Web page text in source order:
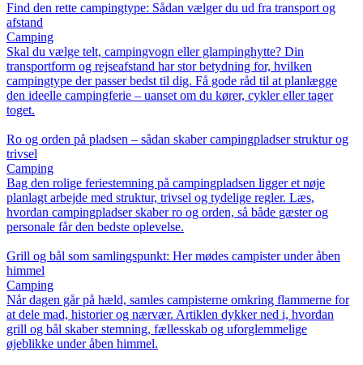
Find den rette campingtype: Sådan vælger du ud fra transport og
afstand
Camping
Skal du vælge telt, campingvogn eller glampinghytte? Din
transportform og rejseafstand har stor betydning for, hvilken
campingtype der passer bedst til dig. Få gode råd til at planlægge
den ideelle campingferie – uanset om du kører, cykler eller tager
toget.
Ro og orden på pladsen – sådan skaber campingpladser struktur og
trivsel
Camping
Bag den rolige feriestemning på campingpladsen ligger et nøje
planlagt arbejde med struktur, trivsel og tydelige regler. Læs,
hvordan campingpladser skaber ro og orden, så både gæster og
personale får den bedste oplevelse.
Grill og bål som samlingspunkt: Her mødes campister under åben
himmel
Camping
Når dagen går på hæld, samles campisterne omkring flammerne for
at dele mad, historier og nærvær. Artiklen dykker ned i, hvordan
grill og bål skaber stemning, fællesskab og uforglemmelige
øjeblikke under åben himmel.